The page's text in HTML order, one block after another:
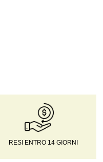
RESI ENTRO 14 GIORNI